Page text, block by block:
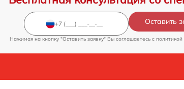
Оставить
Нажимая на кнопку "Оставить заявку" Вы соглашаетесь c